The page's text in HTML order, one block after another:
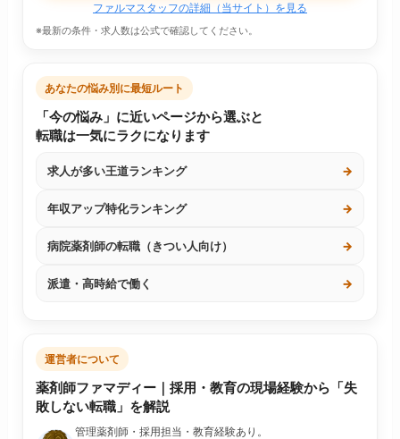
ファルマスタッフの詳細（当サイト）を見る
※最新の条件・求人数は公式で確認してください。
あなたの悩み別に最短ルート
「今の悩み」に近いページから選ぶと
転職は一気にラクになります
求人が多い王道ランキング →
年収アップ特化ランキング →
病院薬剤師の転職（きつい人向け） →
派遣・高時給で働く →
運営者について
薬剤師ファマディー｜採用・教育の現場経験から「失
敗しない転職」を解説
管理薬剤師・採用担当・教育経験あり。